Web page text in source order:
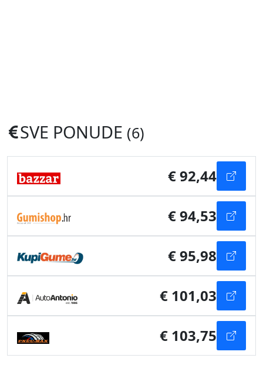
SVE PONUDE (6)
€ 92,44
€ 94,53
€ 95,98
€ 101,03
€ 103,75